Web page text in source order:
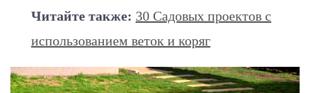
Читайте также: 30 Садовых проектов с
использованием веток и коряг